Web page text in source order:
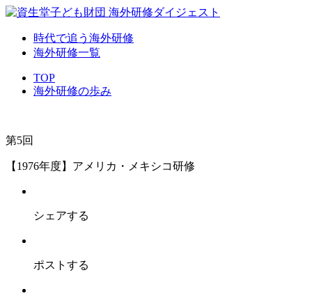
時代で追う海外研修
海外研修一覧
TOP
海外研修の歩み
第5回
【1976年度】アメリカ・メキシコ研修
シェアする
ポストする